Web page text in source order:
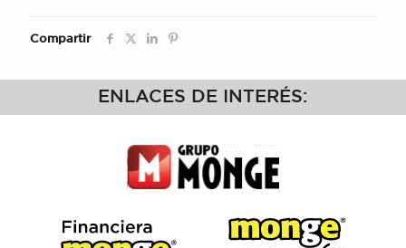
Compartir
ENLACES DE INTERÉS: